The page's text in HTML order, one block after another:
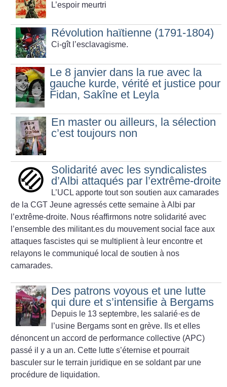
L’espoir meurtri
Révolution haïtienne (1791-1804)
Ci-gît l’esclavagisme.
Le 8 janvier dans la rue avec la
gauche kurde, vérité et justice pour
Fidan, Sakîne et Leyla
En master ou ailleurs, la sélection
c’est toujours non
Solidarité avec les syndicalistes
d’Albi attaqués par l’extrême-droite
L’UCL apporte tout son soutien aux camarades
de la CGT Jeune agressés cette semaine à Albi par
l’extrême-droite. Nous réaffirmons notre solidarité avec
l’ensemble des militant.es du mouvement social face aux
attaques fascistes qui se multiplient à leur encontre et
relayons le communiqué local de soutien à nos
camarades.
Des patrons voyous et une lutte
qui dure et s’intensifie à Bergams
Depuis le 13 septembre, les salarié·es de
l’usine Bergams sont en grève. Ils et elles
dénoncent un accord de performance collective (APC)
passé il y a un an. Cette lutte s’éternise et pourrait
basculer sur le terrain juridique en se soldant par une
procédure de liquidation.